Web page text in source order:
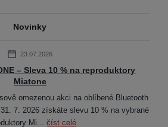
Novinky
23.07.2026
– Sleva 10 % na reproduktory
Miatone
omezenou akci na oblíbené Bluetooth
7. 2026 získáte slevu 10 % na vybrané
Mi...číst celé